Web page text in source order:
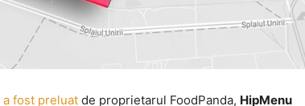
a fost preluat de proprietarul FoodPanda, HipMenu